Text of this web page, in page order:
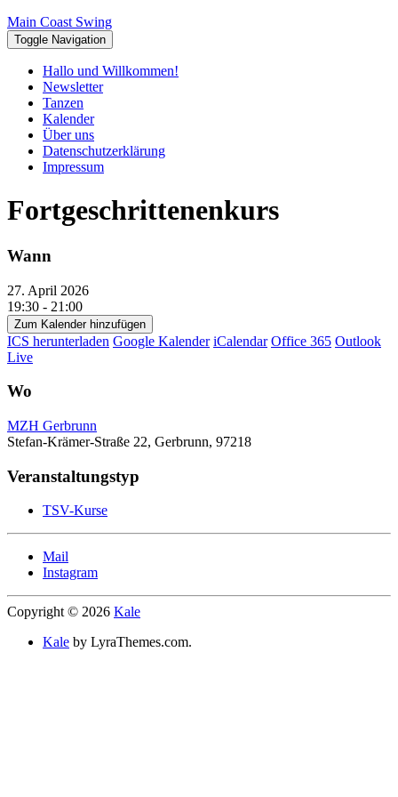
Skip
to
content
Toggle
header
Main Coast Swing
Toggle Navigation
Hallo und Willkommen!
Newsletter
Tanzen
Kalender
Über uns
Datenschutzerklärung
Impressum
Fortgeschrittenenkurs
Wann
27. April 2026
19:30 - 21:00
Zum Kalender hinzufügen
ICS herunterladen Google Kalender iCalendar Office 365 Outlook
Live
Wo
MZH Gerbrunn
Stefan-Krämer-Straße 22, Gerbrunn, 97218
Veranstaltungstyp
TSV-Kurse
Mail
Instagram
Copyright © 2026 Kale
Kale by LyraThemes.com.